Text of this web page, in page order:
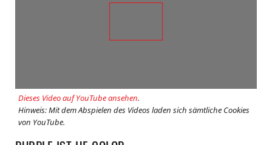
Dieses Video auf YouTube ansehen.
Hinweis: Mit dem Abspielen des Videos laden sich sämtliche Cookies
von YouTube.